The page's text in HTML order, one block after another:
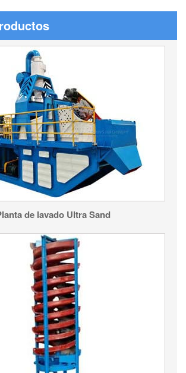
de lavado Ultra Sand